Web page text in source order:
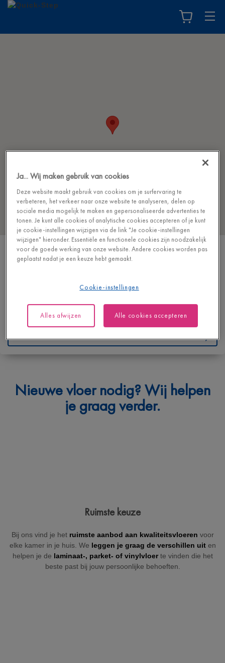
MULTI HOME VERMEIREN MALLE
ANTWERPSESTEENWEG 111
BELGIË
T +32 33123751
https://www.multi-home.be/
Contacteer ons
Geef hieronder je vraag in en we bezorgen je spoedig een
(indien nodig).
Nieuwe vloer nodig? Wij helpen
je graag verder.
Ruimste keuze
Bij ons vind je het ruimste aanbod aan kwaliteitsvloeren voor
elke kamer in je huis. We leggen je graag de verschillen uit en
helpen je de laminaat-, parket- of vinylvloerte vinden die het
beste past bij jouw persoonlijke behoeften.
Ja... Wij maken gebruik van cookies
Deze website maakt gebruik van cookies om je surfervaring te
verbeteren, het verkeer naar onze website te analyseren, delen op
sociale media mogelijk te maken en gepersonaliseerde advertenties te
tonen. Je kunt alle cookies of analytische cookies accepteren of je kunt
je cookie-instellingen wijzigen via de link "Je cookie-instellingen
wijzigen" hieronder. Essentiële en functionele cookies zijn noodzakelijk
voor de goede werking van onze website. Andere cookies worden pas
geplaatst nadat je een keuze hebt gemaakt.
Cookie-instellingen
Alles afwijzen Alle cookies accepteren